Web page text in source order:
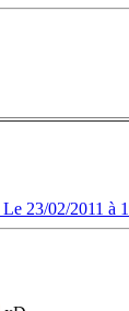
Le 23/02/2011 à